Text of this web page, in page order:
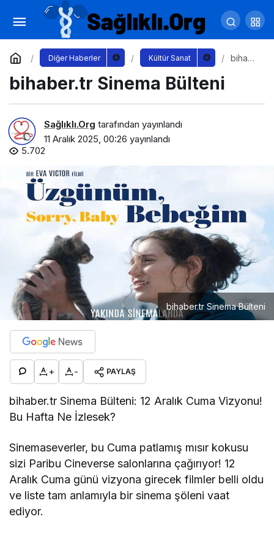
Diğer Haberler Kültür Sanat
bihabe
bihaber.tr Sinema Bülteni
Sağlıklı.Org tarafından yayınlandı
11 Aralık 2025, 00:26 yayınlandı
5.702
bihaber.tr Sinema Bülteni
+ - PAYLAŞ
bihaber.tr Sinema Bülteni: 12 Aralık Cuma Vizyonu!
Bu Hafta Ne İzlesek?
Sinemaseverler, bu Cuma patlamış mısır kokusu
sizi Paribu Cineverse salonlarına çağırıyor! 12
Aralık Cuma günü vizyona girecek filmler belli oldu
ve liste tam anlamıyla bir sinema şöleni vaat
ediyor.
Bu Cuma Vizyonda: Dramdan Korkuya, 8
Yeni Film Sinemaseverlerle Buluşuyor!
Yorum Yap Paylaş